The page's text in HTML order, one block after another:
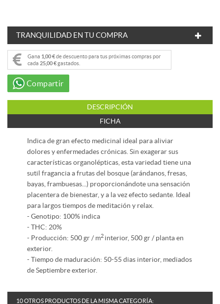
TRANQUILIDAD EN TU COMPRA
Gana 1,00 €de descuento para tus próximas compras por
cada 25,00 €gastados.
Compartir
DESCRIPCIÓN
FICHA
Indica de gran efecto medicinal ideal para aliviar
dolores y enfermedades crónicas. Sin exagerar sus
características organolépticas, esta variedad tiene una
sutil fragancia a frutas del bosque (arándanos, fresas,
bayas, frambuesas...) proporcionándote una sensación
placentera de bienestar, y a la vez efecto sedante. Ideal
para largos tiempos de meditación y relax.
- Genotipo: 100% indica
- THC: 20%
- Producción: 500 gr / m2 interior, 500 gr / planta en
exterior.
- Tiempo de maduración: 50-55 dias interior, mediados
de Septiembre exterior.
10 OTROS PRODUCTOS DE LA MISMA CATEGORÍA: